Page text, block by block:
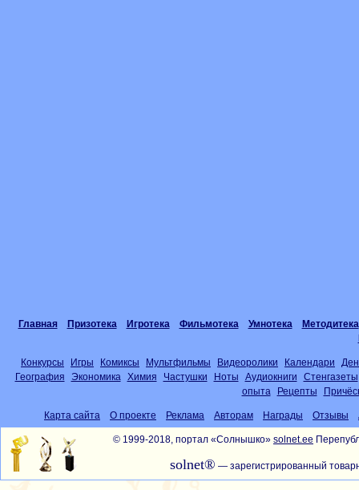
Главная Призотека Игротека Фильмотека Умнотека
Методитека
Конкурсы Игры Комиксы Мультфильмы Видеоролики Календари
География
Экономика Химия Частушки Ноты Аудиокниги
Стенгазеты
опыта
Рецепты
Карта сайта О проекте Реклама Авторам Награды Отзывы
© 1999-2018, портал «Солнышко» solnet.ee
solnet® — зарегистрированный